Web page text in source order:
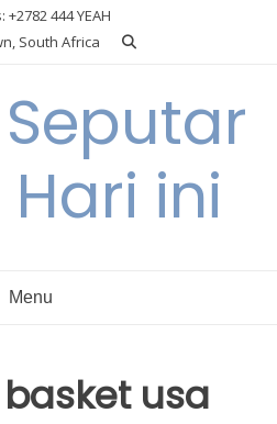
+2782 444 YEAH
South Africa
ini
Menu
usa